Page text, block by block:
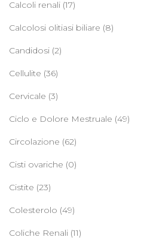
Calcoli renali (17)
Calcolosi olitiasi biliare (8)
Candidosi (2)
Cellulite (36)
Cervicale (3)
Ciclo e Dolore Mestruale (49)
Circolazione (62)
Cisti ovariche (0)
Cistite (23)
Colesterolo (49)
Coliche Renali (11)